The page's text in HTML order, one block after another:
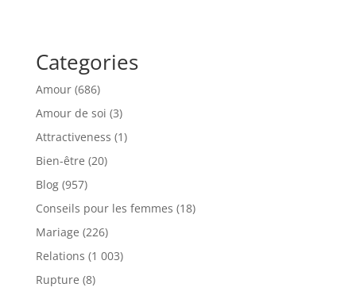
Categories
Amour(686)
Amour de soi (3)
Attractiveness (1)
Bien-être (20)
Blog(957)
Conseils pour les femmes (18)
Mariage (226)
Relations (1 003)
Rupture (8)